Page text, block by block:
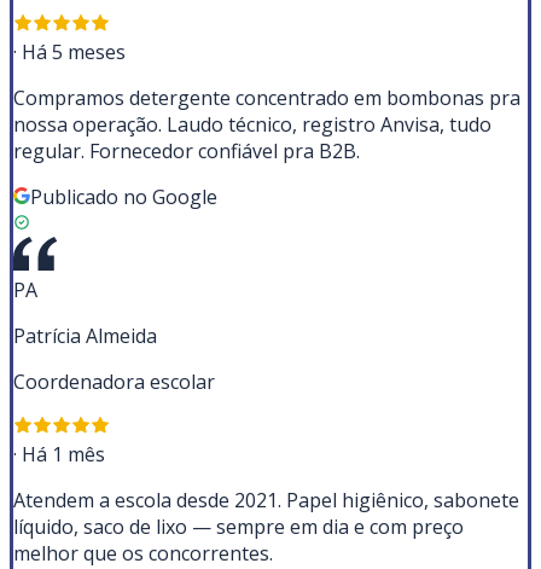
· Há 5 meses
Compramos detergente concentrado em bombonas pra
nossa operação. Laudo técnico, registro Anvisa, tudo
regular. Fornecedor confiável pra B2B.
Publicado no Google
PA
Patrícia Almeida
Coordenadora escolar
· Há 1 mês
Atendem a escola desde 2021. Papel higiênico, sabonete
líquido, saco de lixo — sempre em dia e com preço
melhor que os concorrentes.